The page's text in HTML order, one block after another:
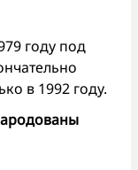
году под
в 1992 году.